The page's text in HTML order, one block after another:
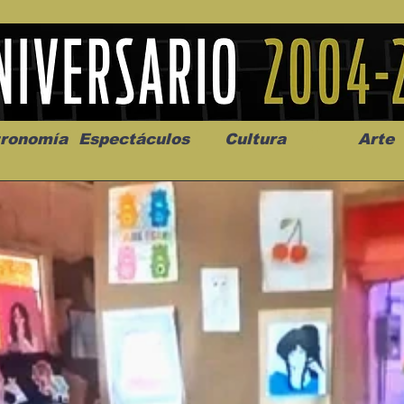
Espectáculos Cultura Arte
abre la
alto impacto
Celebran el mes del amor
en la Casa de la Cultura
Progreso con micrófono
"Me llamo
realista y
puesta en